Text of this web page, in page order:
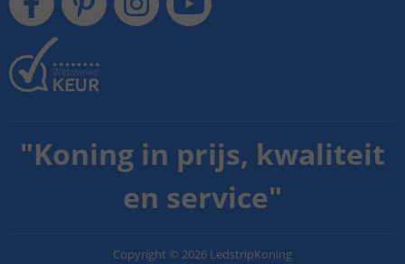
"Koning in prijs, kwaliteit
en service"
Copyright © 2026 LedstripKoning